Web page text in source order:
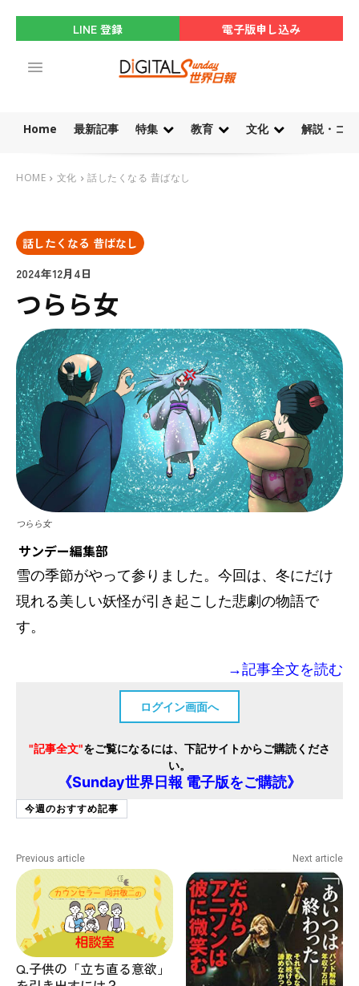
LINE 登録 電子版申し込み
Home 最新記事 特集 教育 文化 解説・コ
HOME 文化 話したくなる 昔ばなし
話したくなる 昔ばなし
2024年12月4日
つらら女
つらら女
サンデー編集部
雪の季節がやって参りました。今回は、冬にだけ
現れる美しい妖怪が引き起こした悲劇の物語で
す。
→記事全文を読む
ログイン画面へ
"記事全文"をご覧になるには、下記サイトからご購読くださ
い。
《Sunday世界日報 電子版をご購読》
今週のおすすめ記事
Previous article
Q.子供の「立ち直る意欲」
Next article